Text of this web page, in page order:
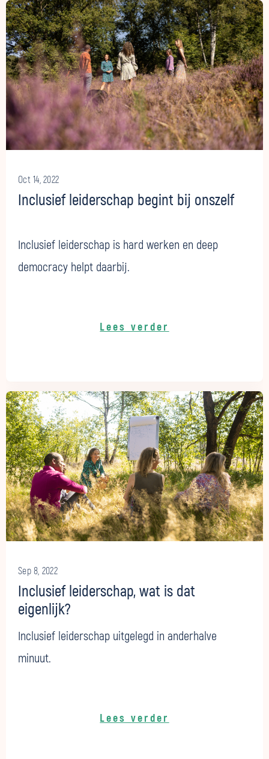
Oct 14, 2022
Inclusief leiderschap begint bij onszelf
Inclusief leiderschap is hard werken en deep
democracy helpt daarbij.
Lees verder
Sep 8, 2022
Inclusief leiderschap, wat is dat
eigenlijk?
Inclusief leiderschap uitgelegd in anderhalve
minuut.
Lees verder